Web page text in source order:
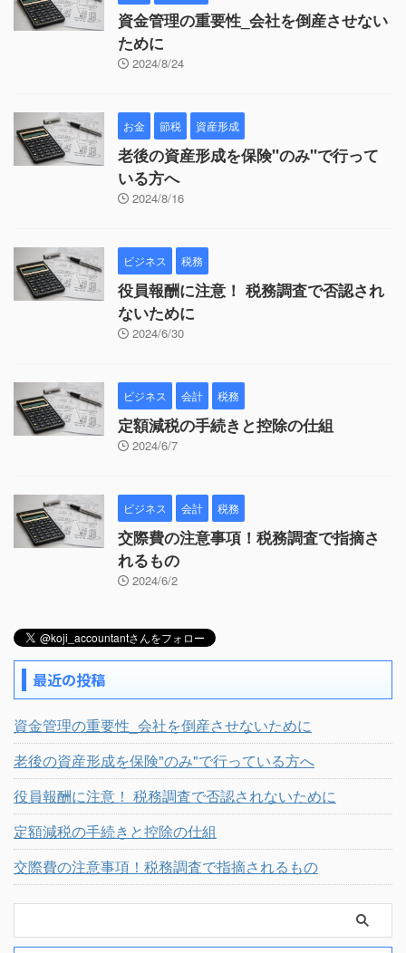
資金管理の重要性_会社を倒産させない
ために
2024/8/24
お金 節税 資産形成
老後の資産形成を保険"のみ"で行って
いる方へ
2024/8/16
ビジネス 税務
役員報酬に注意！ 税務調査で否認され
ないために
2024/6/30
ビジネス 会計 税務
定額減税の手続きと控除の仕組
2024/6/7
ビジネス 会計 税務
交際費の注意事項！税務調査で指摘さ
れるもの
2024/6/2
最近の投稿
資金管理の重要性_会社を倒産させないために
老後の資産形成を保険"のみ"で行っている方へ
役員報酬に注意！ 税務調査で否認されないために
定額減税の手続きと控除の仕組
交際費の注意事項！税務調査で指摘されるもの